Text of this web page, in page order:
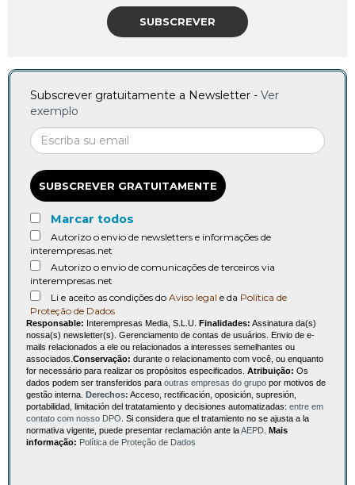
SUBSCREVER
Subscrever gratuitamente a Newsletter - Ver
exemplo
SUBSCREVER GRATUITAMENTE
Marcar todos
Autorizo o envio de newsletters e informações de
interempresas.net
Autorizo o envio de comunicações de terceiros via
interempresas.net
Li e aceito as condições do Aviso legal e da Política de
Proteção de Dados
Responsable: Interempresas Media, S.L.U. Finalidades: Assinatura da(s)
nossa(s) newsletter(s). Gerenciamento de contas de usuários. Envio de e-
mails relacionados a ele ou relacionados a interesses semelhantes ou
associados. Conservação: durante o relacionamento com você, ou enquanto
for necessário para realizar os propósitos especificados. Atribuição: Os
dados podem ser transferidos para outras empresas do grupo por motivos de
gestão interna. Derechos: Acceso, rectificación, oposición, supresión,
portabilidad, limitación del tratatamiento y decisiones automatizadas: entre em
contato com nosso DPO . Si considera que el tratamiento no se ajusta a la
normativa vigente, puede presentar reclamación ante laAEPD Mais
informação: Política de Proteção de Dados